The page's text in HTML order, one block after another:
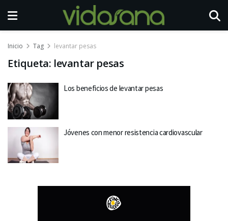
Inicio Tag levantar pesas
Etiqueta: levantar pesas
Los beneficios de levantar pesas
Jóvenes con menor resistencia cardiovascular